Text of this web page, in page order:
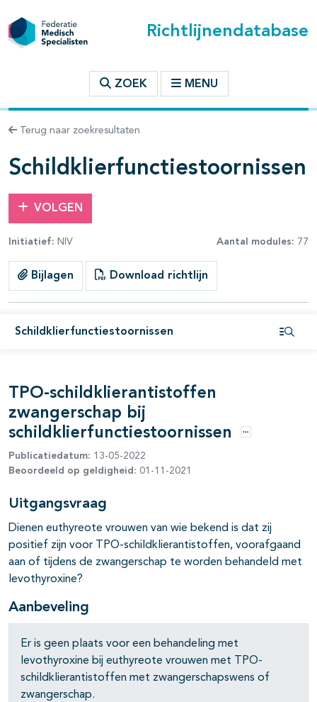
Richtlijnendatabase
ZOEK MENU
Terug naar zoekresultaten
Schildklierfunctiestoornissen
VOLGEN
Initiatief: NIV Aantal modules: 77
Bijlagen Download richtlijn
Schildklierfunctiestoornissen
binnen deze richtlijn
open- en dichtklappen
open- en dichtklappen
open- en dichtklappen
open- en dichtklappen
open- en dichtklappen
open- en dichtklappen
TPO-schildklierantistoffen
zwangerschap bij
schildklierfunctiestoornissen
Opties
Publicatiedatum: 13-05-2022
Beoordeeld op geldigheid: 01-11-2021
Uitgangsvraag
Dienen euthyreote vrouwen van wie bekend is dat zij
positief zijn voor TPO-schildklierantistoffen, voorafgaand
aan of tijdens de zwangerschap te worden behandeld met
levothyroxine?
Aanbeveling
Er is geen plaats voor een behandeling met
levothyroxine bij euthyreote vrouwen met TPO-
schildklierantistoffen met zwangerschapswens of
zwangerschap.